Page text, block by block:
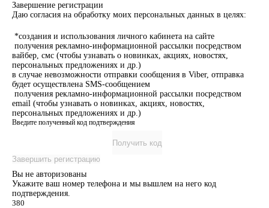
Завершение регистрации
Даю согласия на обработку моих персональных данных в целях:
*создания и использования личного кабинета на сайте
получения рекламно-информационной рассылки посредством
вайбер, смс (чтобы узнавать о новинках, акциях, новостях,
персональных предложениях и др.)
в случае невозможности отправки сообщения в Viber, отправка
будет осуществлена SMS-сообщением
получения рекламно-информационной рассылки посредством
email (чтобы узнавать о новинках, акциях, новостях,
персональных предложениях и др.)
Введите полученный код подтверждения
Получить код
Завершить регистрацию
Вы не авторизованы
Укажите ваш номер телефона и мы вышлем на него код
подтверждения.